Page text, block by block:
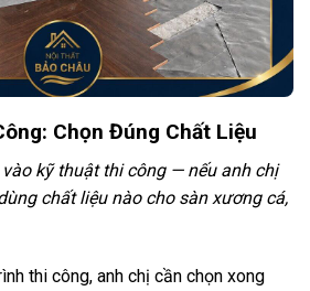
Chọn Đúng Chất Liệu
kỹ thuật thi công — nếu anh chị
chất liệu nào cho sàn xương cá,
thi công, anh chị cần chọn xong